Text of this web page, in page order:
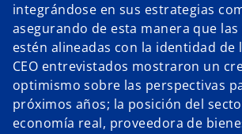
integrándose en sus estrategias
asegurando de esta manera que las
estén alineadas con la identidad de
CEO entrevistados mostraron un
optimismo sobre las perspectivas
próximos años; la posición del
economía real, proveedora de